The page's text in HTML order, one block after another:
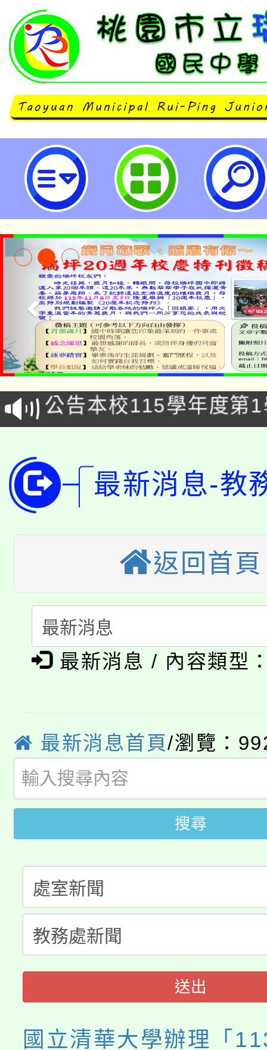
國立清華大學辦理「113年中小學
育班」-桃園市立瑞坪國民中學
「2026金融保險知識
車」活動
桃園市115學年度學生
生本土語及新住民語歌
公告本校115學年度第
代理(課)教師甄選結果(
公告本校115學年度第
代理(課)教師甄選結果(
《TA101》溝通分析基
心理、諮商輔導、社會
系所師生報名參加。
轉知苗栗縣政府辦理
門員」簡章及活動海報
「桃園市補助參觀特色
展演活動實施計畫」
115年度「教育部表揚
義教育推展貢獻獎」
「2026 ART TAIPEI臺
博覽會」之「藝術教育
「2026金融保險知識
車」活動
桃園市115學年度學生
代理(課)教師甄選結果
代理(課)教師甄選結果(
轉知中國文化大學推廣
《TA101》溝通分析基
程，歡迎學生輔導中心
系所師生報名參加。
轉知苗栗縣政府辦理
縣市「校園短影音徵
踴躍報名參加。
桃園市115學年度學生
要點
「桃園市補助參觀特色
展演活動實施計畫」
115年度「教育部表揚
義教育推展貢獻獎」
「2026 ART TAIPEI臺
博覽會」之「藝術教育
最新消息-教
返回首頁
最新消息 / 內容類型
最新消息首頁/瀏覽：
搜尋
送出
國立清華大學辦理「